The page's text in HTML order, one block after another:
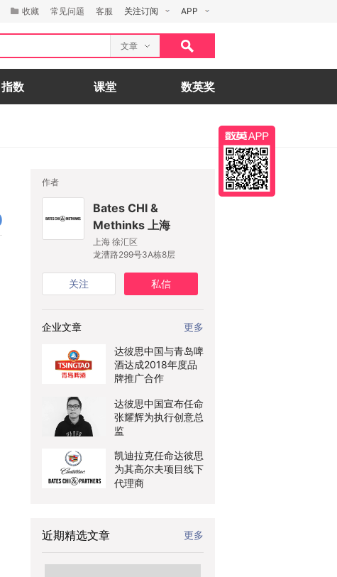
收藏 常见问题 客服 关注订阅 APP
文章
指数 课堂 数英奖
作者
Bates CHI &
Methinks 上海
上海 徐汇区
龙漕路299号3A栋8层
关注 私信
企业文章 更多
达彼思中国与青岛啤
酒达成2018年度品
牌推广合作
达彼思中国宣布任命
张耀辉为执行创意总
监
凯迪拉克任命达彼思
为其高尔夫项目线下
代理商
近期精选文章 更多